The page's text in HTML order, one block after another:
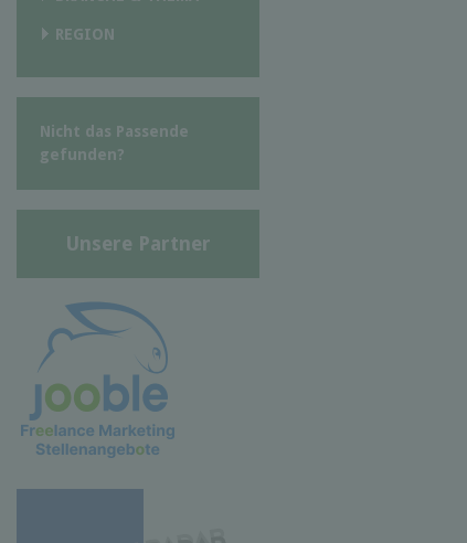
REGION
Nicht das Passende
gefunden?
Unsere Partner